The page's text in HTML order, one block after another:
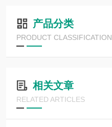
产品分类
PRODUCT CLASSIFICATION
相关文章
RELATED ARTICLES